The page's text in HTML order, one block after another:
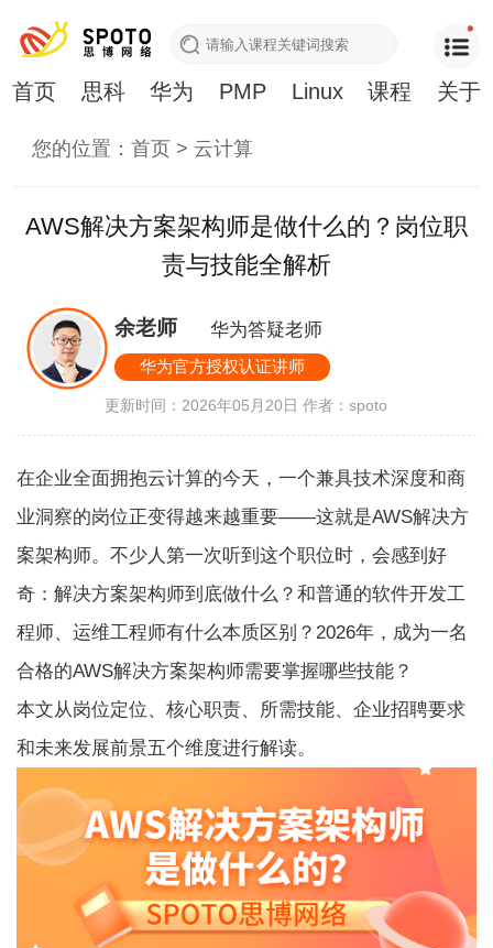
首页 思科 华为 PMP Linux 课程 关于
您的位置：首页 > 云计算
AWS解决方案架构师是做什么的？岗位职
责与技能全解析
余老师 华为答疑老师
华为官方授权认证讲师
更新时间：2026年05月20日作者：spoto
在企业全面拥抱云计算的今天，一个兼具技术深度和商
业洞察的岗位正变得越来越重要——这就是AWS解决方
案架构师。不少人第一次听到这个职位时，会感到好
奇：解决方案架构师到底做什么？和普通的软件开发工
程师、运维工程师有什么本质区别？2026年，成为一名
合格的AWS解决方案架构师需要掌握哪些技能？
本文从岗位定位、核心职责、所需技能、企业招聘要求
和未来发展前景五个维度进行解读。